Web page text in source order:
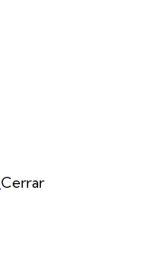
Cerrar